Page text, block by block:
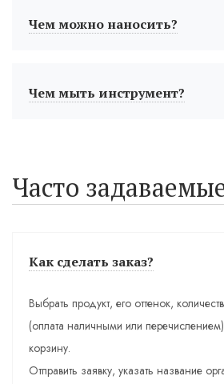
Чем можно наносить?
Чем мыть инструмент?
Часто
Как сделать заказ?
Выбрать продукт, его оттенок,
(оплата наличными или
корзину.
Отправить заявку, указать название